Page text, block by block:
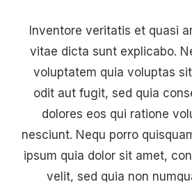
Inventore veritatis et quasi
vitae dicta sunt explicabo.
voluptatem quia voluptas
odit aut fugit, sed quia
dolores eos qui ratione
nesciunt. Nequ porro
ipsum quia dolor sit amet,
velit, sed quia non